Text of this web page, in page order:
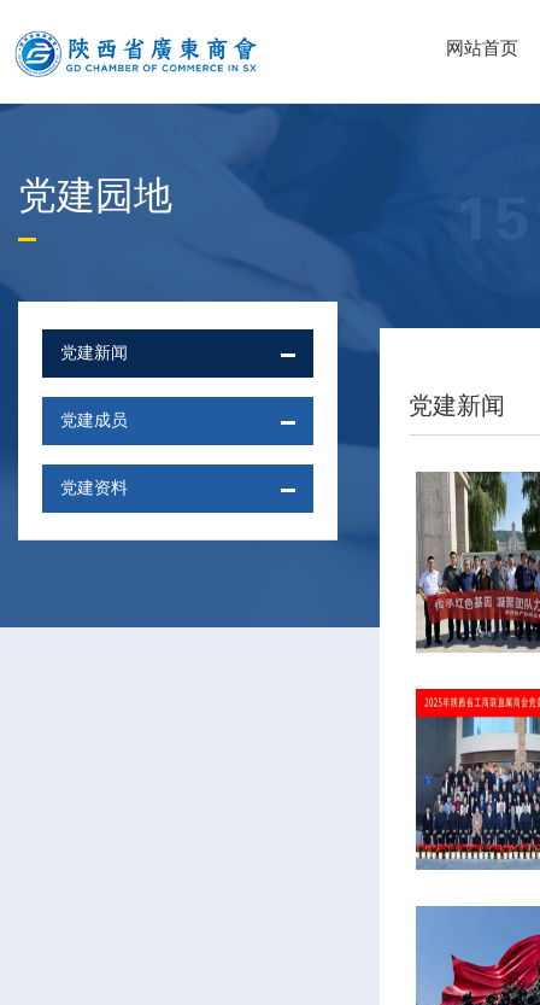
网站首页
党建园地
党建新闻
党建成员
党建资料
党建新闻